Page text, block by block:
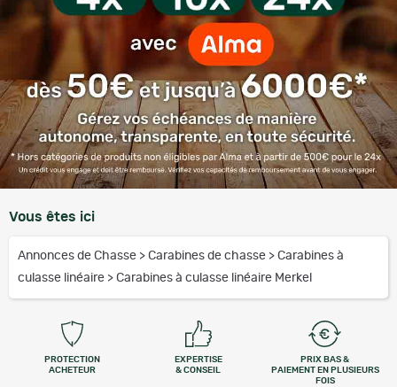
Vous êtes ici
Annonces de Chasse > Carabines de chasse > Carabines à
culasse linéaire > Carabines à culasse linéaire Merkel
PROTECTION
ACHETEUR
EXPERTISE
& CONSEIL
PRIX BAS &
PAIEMENT EN PLUSIEURS
FOIS